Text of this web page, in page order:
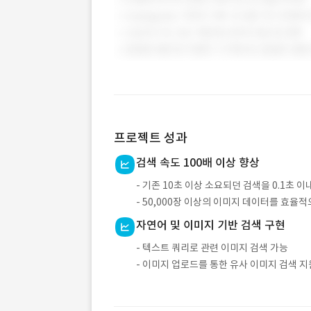
프로젝트 성과
검색 속도 100배 이상 향상
- 기존 10초 이상 소요되던 검색을 0.1초 이
- 50,000장 이상의 이미지 데이터를 효율적
자연어 및 이미지 기반 검색 구현
- 텍스트 쿼리로 관련 이미지 검색 가능
- 이미지 업로드를 통한 유사 이미지 검색 지